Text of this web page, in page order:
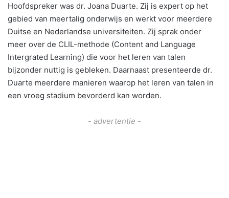
Hoofdspreker was dr. Joana Duarte. Zij is expert op het
gebied van meertalig onderwijs en werkt voor meerdere
Duitse en Nederlandse universiteiten. Zij sprak onder
meer over de CLIL-methode (Content and Language
Intergrated Learning) die voor het leren van talen
bijzonder nuttig is gebleken. Daarnaast presenteerde dr.
Duarte meerdere manieren waarop het leren van talen in
een vroeg stadium bevorderd kan worden.
- advertentie -